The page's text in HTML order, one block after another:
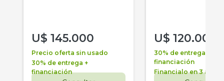
U$ 145.000
Precio oferta sin usado
30% de entrega +
financiación
U$ 120.000
30% de entrega +
financiación
Financialo en 3 años